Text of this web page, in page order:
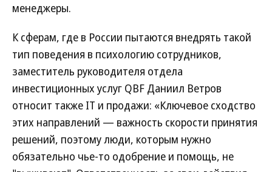
менеджеры.
К сферам, где в России пытаются внедрять такой
тип поведения в психологию сотрудников,
заместитель руководителя отдела
инвестиционных услуг QBF Даниил Ветров
относит также IT и продажи: «Ключевое сходство
этих направлений — важность скорости принятия
решений, поэтому люди, которым нужно
обязательно чье-то одобрение и помощь, не